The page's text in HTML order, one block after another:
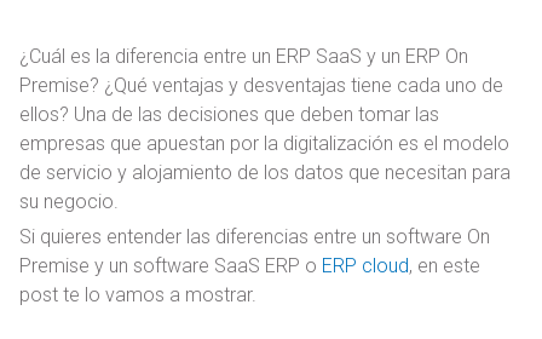
¿Cuál es la diferencia entre un ERP SaaS y un ERP On
Premise? ¿Qué ventajas y desventajas tiene cada uno de
ellos? Una de las decisiones que deben tomar las
empresas que apuestan por la digitalización es el modelo
de servicio y alojamiento de los datos que necesitan para
su negocio.
Si quieres entender las diferencias entre un software On
Premise y un software SaaS ERP o ERP cloud, en este
post te lo vamos a mostrar.